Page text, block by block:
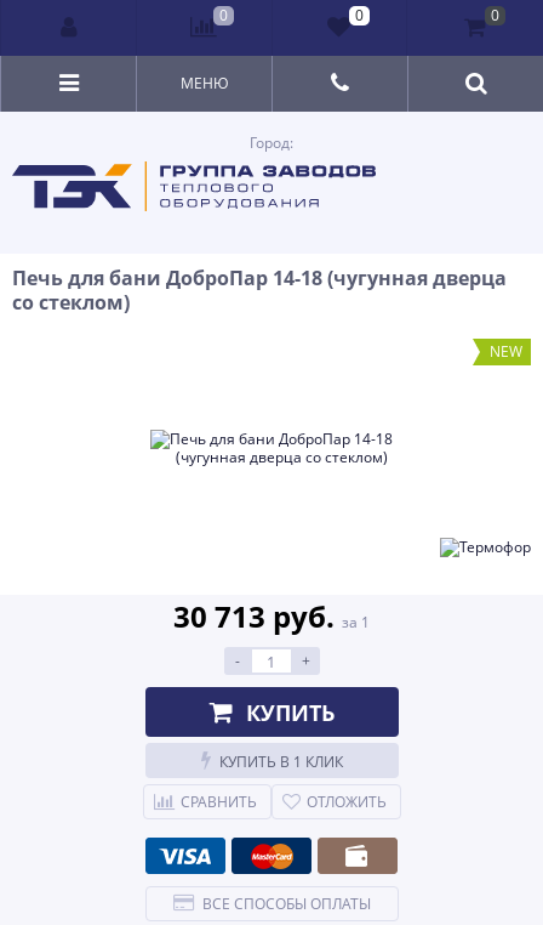
Город:
МЕНЮ
Печь для бани ДоброПар 14-18 (чугунная дверца
со стеклом)
NEW
30 713 руб. за 1
-
+
КУПИТЬ
КУПИТЬ В 1 КЛИК
СРАВНИТЬ
ОТЛОЖИТЬ
ВСЕ СПОСОБЫ ОПЛАТЫ
0 0 0